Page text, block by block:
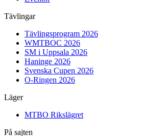
Tävlingar
Tävlingsprogram 2026
WMTBOC 2026
SM i Uppsala 2026
Haninge 2026
Svenska Cupen 2026
O-Ringen 2026
Läger
MTBO Rikslägret
På sajten